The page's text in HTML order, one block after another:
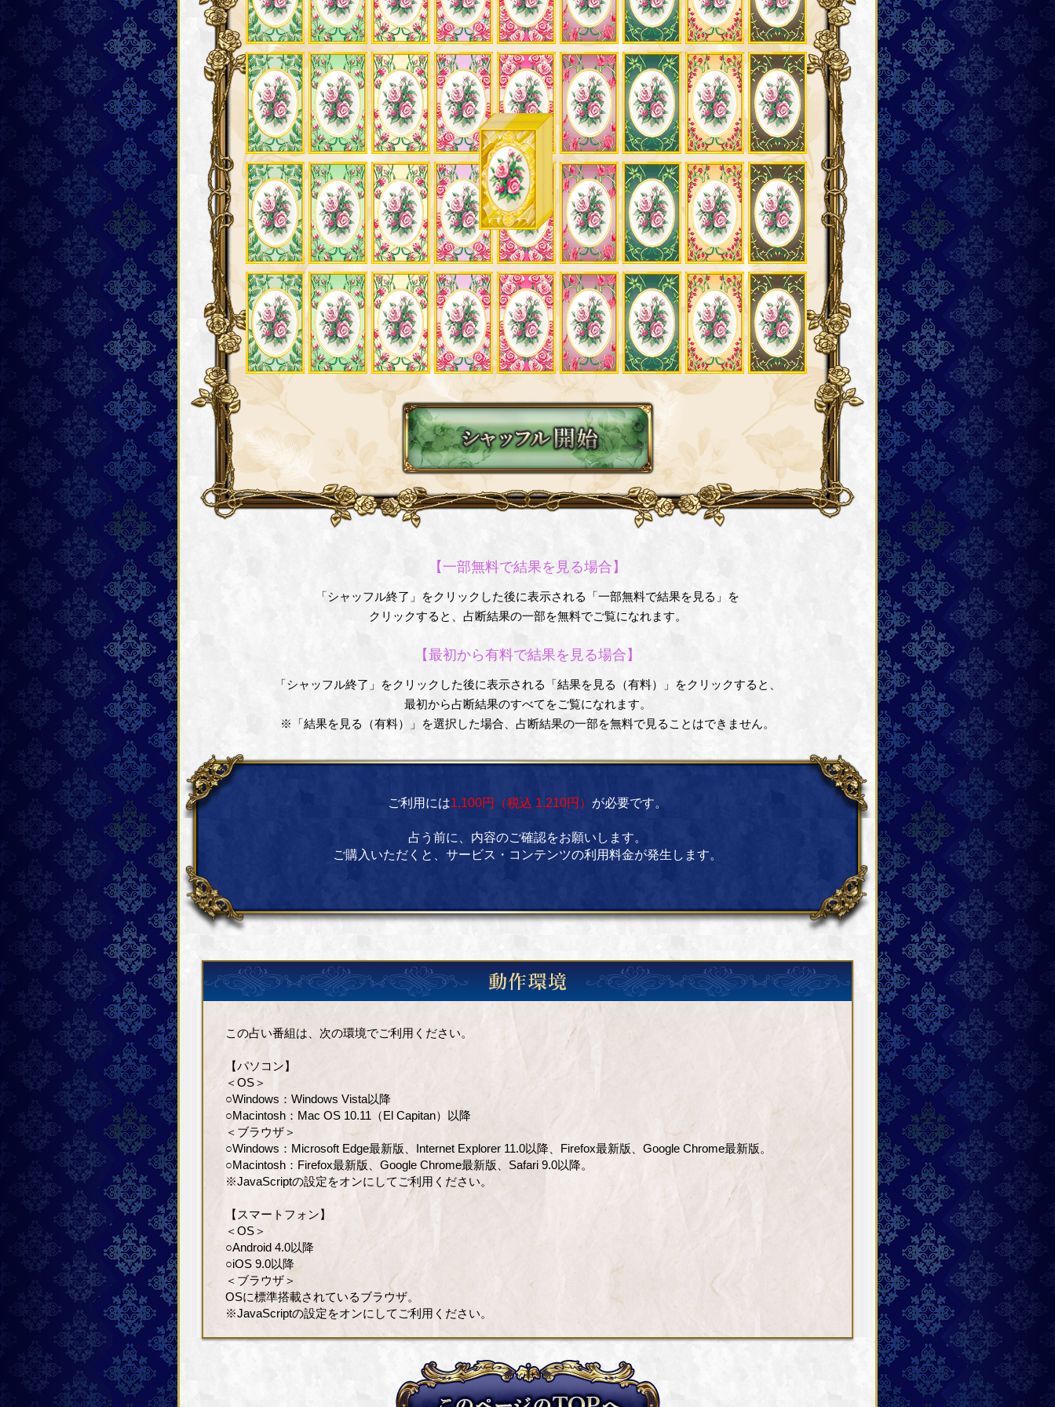
【一部無料で結果を見る場合】
「シャッフル終了」をクリックした後に表示される「一部無料で結果を見る」を
クリックすると、占断結果の一部を無料でご覧になれます。
【最初から有料で結果を見る場合】
「シャッフル終了」をクリックした後に表示される「結果を見る（有料）」をクリックすると、
最初から占断結果のすべてをご覧になれます。
※「結果を見る（有料）」を選択した場合、占断結果の一部を無料で見ることはできません。
ご利用には1,100円（税込 1,210円） が必要です。
占う前に、内容のご確認をお願いします。
ご購入いただくと、サービス・コンテンツの利用料金が発生します。
この占い番組は、次の環境でご利用ください。
【パソコン】
＜OS＞
○Windows：Windows Vista以降
○Macintosh：Mac OS 10.11（El Capitan）以降
＜ブラウザ＞
○Windows：Microsoft Edge最新版、Internet Explorer 11.0以降、Firefox最新版、Google Chrome最新版。
○Macintosh：Firefox最新版、Google Chrome最新版、Safari 9.0以降。
※JavaScriptの設定をオンにしてご利用ください。
【スマートフォン】
＜OS＞
○Android 4.0以降
○iOS 9.0以降
＜ブラウザ＞
OSに標準搭載されているブラウザ。
※JavaScriptの設定をオンにしてご利用ください。